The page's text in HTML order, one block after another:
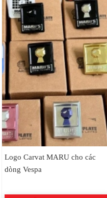
Logo Carvat MARU cho các
dòng Vespa